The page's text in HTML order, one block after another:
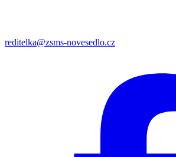
reditelka@zsms-novesedlo.cz